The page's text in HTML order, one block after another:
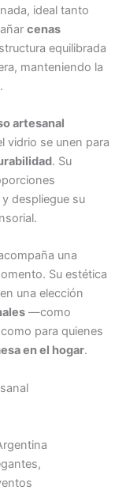
ideal tanto
cenas
equilibrada
manteniendo la
artesanal
vidrio se unen para
. Su
despliegue su
una
Su estética
una elección
—como
para quienes
en el hogar.